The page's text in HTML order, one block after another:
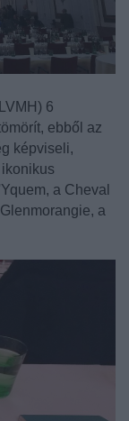
6
ebből az
képviseli,
a Cheval
a